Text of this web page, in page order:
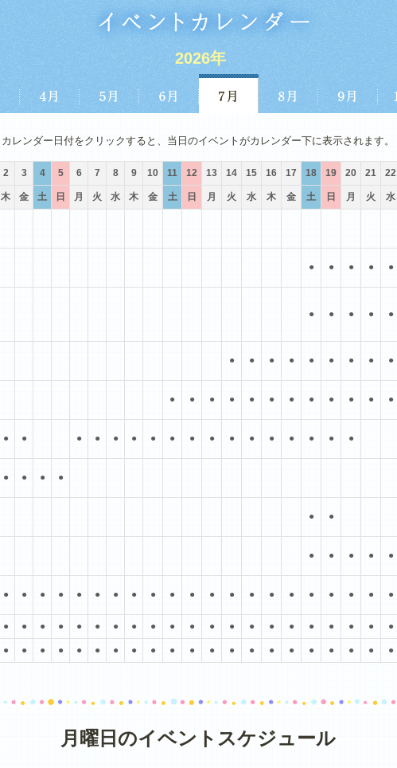
2026年
カレンダー日付をクリックすると、当日のイベントがカレンダー下に表示されます。
2 3 4 5 6 7 8 9 10 11 12 13 14 15 16 17 18 19 20 21 22
木 金 土 日 月 火 水 木 金 土 日 月 火 水 木 金 土 日 月 火 水
● ● ● ● ●
● ● ● ● ●
● ● ● ● ● ● ● ● ●
● ● ● ● ● ● ● ● ● ● ● ●
● ● ● ● ● ● ● ● ● ● ● ● ● ● ● ● ●
● ● ● ●
● ●
● ● ● ● ●
● ● ● ● ● ● ● ● ● ● ● ● ● ● ● ● ● ● ● ● ●
● ● ● ● ● ● ● ● ● ● ● ● ● ● ● ● ● ● ● ● ●
● ● ● ● ● ● ● ● ● ● ● ● ● ● ● ● ● ● ● ● ●
月曜日のイベントスケジュール